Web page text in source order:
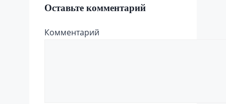
Оставьте комментарий
Комментарий